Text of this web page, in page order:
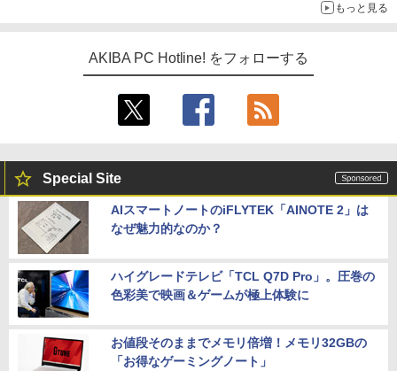
もっと見る
AKIBA PC Hotline! をフォローする
Special Site
AIスマートノートのiFLYTEK「AINOTE 2」は
なぜ魅力的なのか？
ハイグレードテレビ「TCL Q7D Pro」。圧巻の
色彩美で映画＆ゲームが極上体験に
お値段そのままでメモリ倍増！メモリ32GBの
「お得なゲーミングノート」